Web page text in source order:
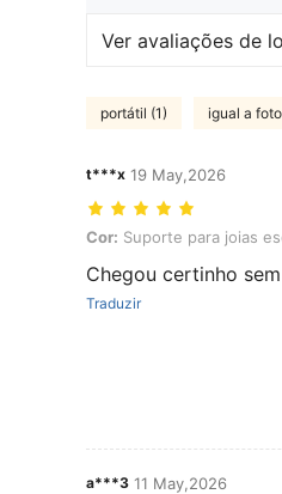
Ver avaliações de
portátil (1) igual a
t***x 19 May,2026
Cor: Suporte para joias
Cor: Suporte para joias
Chegou certinho
Traduzir
a***3 11 May,2026